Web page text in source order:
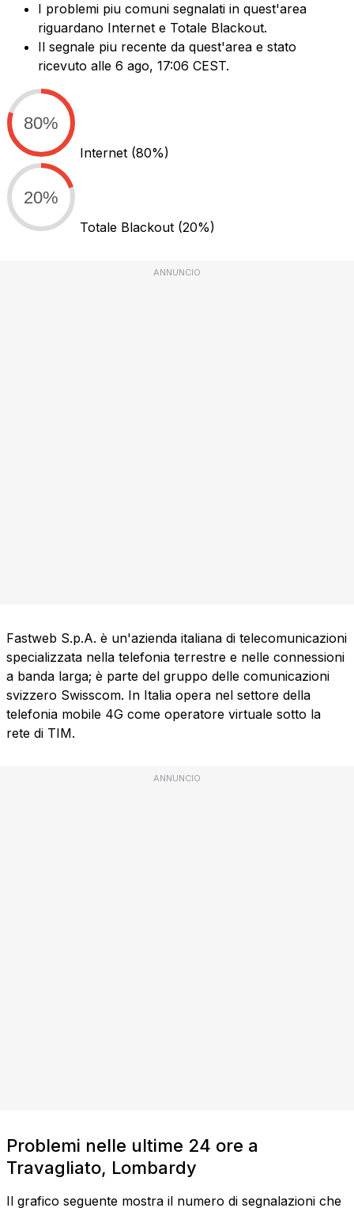
I problemi piu comuni segnalati in quest'area
riguardano Internet e Totale Blackout.
Il segnale piu recente da quest'area e stato
ricevuto alle 6 ago, 17:06 CEST.
80%
Internet (80%)
20%
Totale Blackout (20%)
ANNUNCIO
Fastweb S.p.A. è un'azienda italiana di telecomunicazioni
specializzata nella telefonia terrestre e nelle connessioni
a banda larga; è parte del gruppo delle comunicazioni
svizzero Swisscom. In Italia opera nel settore della
telefonia mobile 4G come operatore virtuale sotto la
rete di TIM.
ANNUNCIO
Problemi nelle ultime 24 ore a
Travagliato, Lombardy
Il grafico seguente mostra il numero di segnalazioni che